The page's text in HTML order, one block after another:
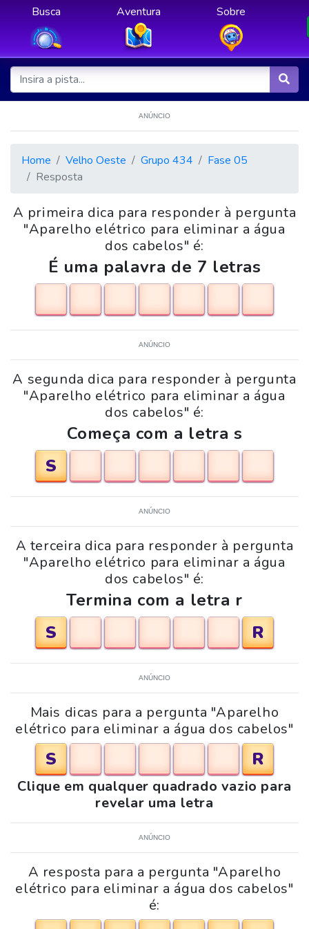
Busca Aventura Sobre
ANÚNCIO
Home Velho Oeste Grupo 434
Fase 05
Resposta
A primeira dica para responder à pergunta
"Aparelho elétrico para eliminar a água
dos cabelos" é:
É uma palavra de 7 letras
ANÚNCIO
A segunda dica para responder à pergunta
"Aparelho elétrico para eliminar a água
dos cabelos" é:
Começa com a letra s
S
ANÚNCIO
A terceira dica para responder à pergunta
"Aparelho elétrico para eliminar a água
dos cabelos" é:
Termina com a letra r
S
R
ANÚNCIO
Mais dicas para a pergunta "Aparelho
elétrico para eliminar a água dos cabelos"
S R
Clique em qualquer quadrado vazio para
revelar uma letra
ANÚNCIO
A resposta para a pergunta "Aparelho
elétrico para eliminar a água dos cabelos"
é: